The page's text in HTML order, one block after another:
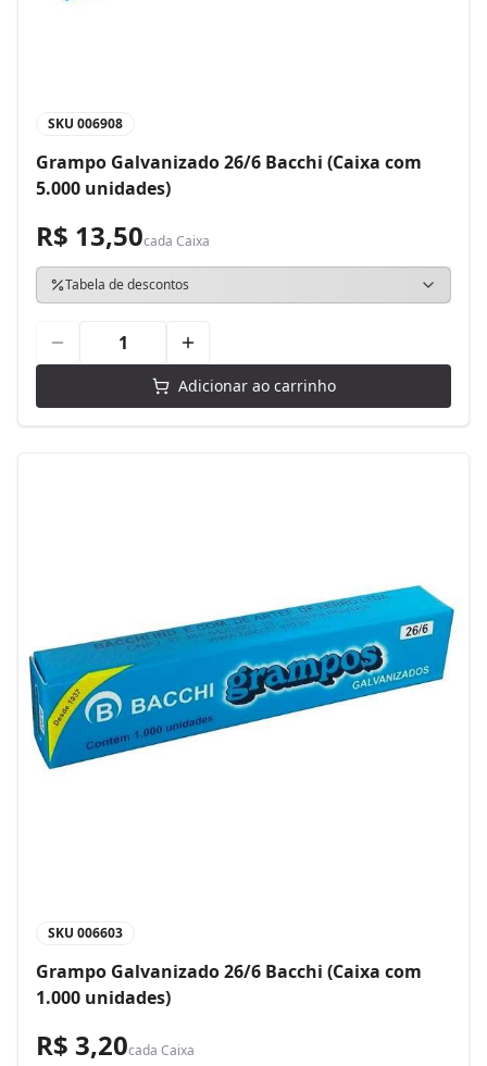
SKU 006908
Grampo Galvanizado 26/6 Bacchi (Caixa com
5.000 unidades)
R$ 13,50cada Caixa
Tabela de descontos
Adicionar ao carrinho
SKU 006603
Grampo Galvanizado 26/6 Bacchi (Caixa com
1.000 unidades)
R$ 3,20cada Caixa